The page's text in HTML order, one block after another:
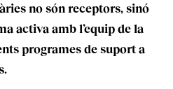
no són receptors, sinó
activa amb l’equip de la
programes de suport a